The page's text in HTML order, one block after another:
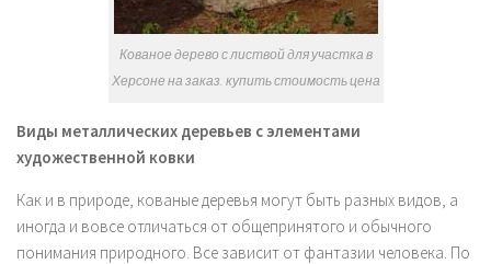
Кованое дерево с листвой для участка в
Херсоне на заказ. купить стоимость цена
Виды металлических деревьев с элементами
художественной ковки
Как и в природе, кованые деревья могут быть разных видов, а
иногда и вовсе отличаться от общепринятого и обычного
понимания природного. Все зависит от фантазии человека. По